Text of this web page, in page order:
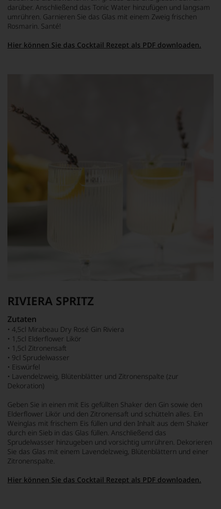
darüber. Anschließend das Tonic Water hinzufügen und langsam
umrühren. Garnieren Sie das Glas mit einem Zweig frischen
Rosmarin. Santé!
Hier können Sie das Cocktail Rezept als PDF downloaden.
RIVIERA SPRITZ
Zutaten
• 4,5cl Mirabeau Dry Rosé Gin Riviera
• 1,5cl Elderflower Likör
• 1,5cl Zitronensaft
• 9cl Sprudelwasser
• Eiswürfel
• Lavendelzweig, Blütenblätter und Zitronenspalte (zur
Dekoration)
Geben Sie in einen mit Eis gefüllten Shaker den Gin sowie den
Elderflower Likör und den Zitronensaft und schütteln alles. Ein
Weinglas mit frischem Eis füllen und den Inhalt aus dem Shaker
durch ein Sieb in das Glas füllen. Anschließend das
Sprudelwasser hinzugeben und vorsichtig umrühren. Dekorieren
Sie das Glas mit einem Lavendelzweig, Blütenblättern und einer
Zitronenspalte.
Hier können Sie das Cocktail Rezept als PDF downloaden.